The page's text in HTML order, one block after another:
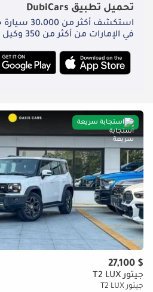
تحميل تطبيق DubiCars
استكشف
في الإمارات من أكثر من 350 وكيل معتمد.
استجابة سريعة
$ 27,100
جيتور T2 LUX
جيتور T2 LUX